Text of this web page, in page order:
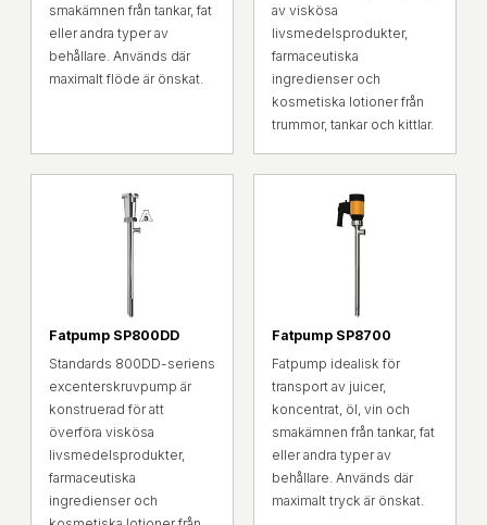
smakämnen från tankar, fat
eller andra typer av
behållare. Används där
maximalt flöde är önskat.
av viskösa
livsmedelsprodukter,
farmaceutiska
ingredienser och
kosmetiska lotioner från
trummor, tankar och kittlar.
Fatpump SP800DD
Standards 800DD-seriens
excenterskruvpump är
konstruerad för att
överföra viskösa
livsmedelsprodukter,
farmaceutiska
ingredienser och
Fatpump SP8700
Fatpump idealisk för
transport av juicer,
koncentrat, öl, vin och
smakämnen från tankar, fat
eller andra typer av
behållare. Används där
maximalt tryck är önskat.